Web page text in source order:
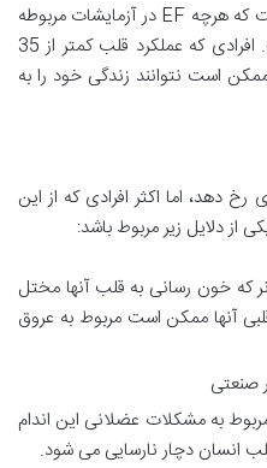
با توضیحات بالا می توان نتیجه گرفت که هرچه EF در آزمایشات مربوطه
کمتر باشد نارسایی قلبی شدیدتراست. افرادی که عملکرد قلب کمتر از 35
است نتوانند زندگی خود را به
رخ دهد، اما اکثر افرادی که از این
از دلایل زیر مربوط باشد:
که خون رسانی به قلب آنها مختل
آنها ممکن است مربوط به عروق
صنعتی
به مشکلات عضلانی این اندام
انسان دچار نارسایی می شود.